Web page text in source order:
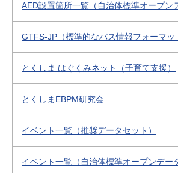
AED設置箇所一覧（自治体標準オープン
GTFS-JP（標準的なバス情報フォーマッ
とくしま はぐくみネット（子育て支援）
とくしまEBPM研究会
イベント一覧（推奨データセット）
イベント一覧（自治体標準オープンデー